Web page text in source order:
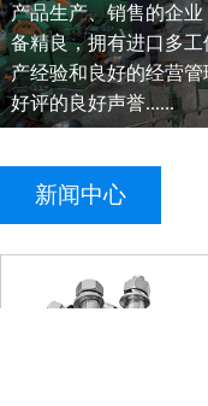
产品生产、销售的企
备精良，拥有进口多
产经验和良好的经营
好评的良好声誉......
新闻中心